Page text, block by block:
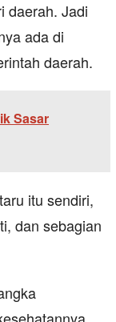
daerah. Jadi
ada di
daerah.
Sasar
itu sendiri,
dan sebagian